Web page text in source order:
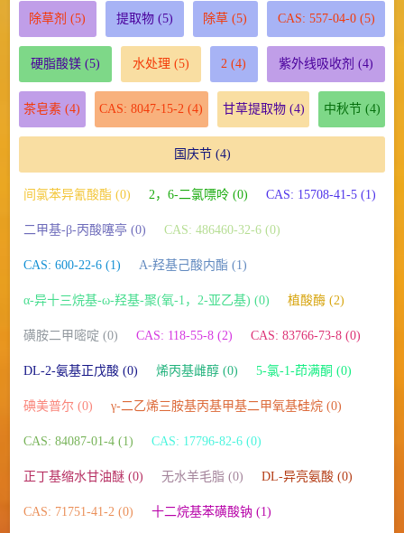
除草剂 (5) 提取物(5) 除草 (5) CAS: 557-04-0(5)
硬脂酸镁(5) 水处理 (5) 2 (4) 紫外线吸收剂 (4)
茶皂素 (4) CAS: 8047-15-2 (4) 甘草提取物(4) 中秋节(4)
国庆节(4)
间氯苯异氰酸酯 (0) 2，6-二氯嘌呤 (0) CAS: 15708-41-5 (1)
二甲基-β-丙酸噻亭 (0) CAS: 486460-32-6 (0)
CAS: 600-22-6 (1) Α-羟基己酸内酯 (1)
α-异十三烷基-ω-羟基-聚(氧-1，2-亚乙基) (0) 植酸酶 (2)
磺胺二甲嘧啶 (0) CAS: 118-55-8 (2) CAS: 83766-73-8 (0)
DL-2-氨基正戊酸 (0) 烯丙基雌醇 (0) 5-氯-1-茚满酮 (0)
碘美普尔 (0) γ-二乙烯三胺基丙基甲基二甲氧基硅烷 (0)
CAS: 84087-01-4 (1) CAS: 17796-82-6 (0)
正丁基缩水甘油醚 (0) 无水羊毛脂 (0) DL-异亮氨酸 (0)
CAS: 71751-41-2 (0) 十二烷基苯磺酸钠 (1)